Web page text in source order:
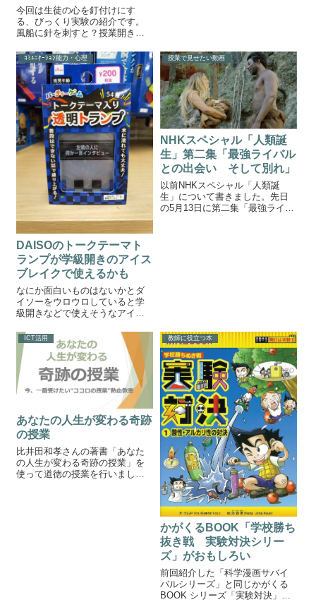
今回は生徒の心を釘付けにす
る、びっくり実験の紹介です。
風船に針を刺すと？授業開きな
験です。理科好きな子どもたち
を増やせるかもしれません。↑用
意するのは風船と柄付き針だ
け。風船を膨らませて柄付き針
の先端を風船に向け...
ｺﾐｭﾆｹｰｼｮﾝ能力・心理
DAISOのトークテーマト
ランプが学級開きのアイス
ブレイクで使えるかも
なにか面白いものはないかとダ
イソーをウロウロしていると学
級開きなどで使えそうなアイテ
トークテーマ入り透明トランプ
この商品は透明なプラスチック
製のトランプなのですが、一枚
一枚にトークテーマが書かれて
います。 告白し...
授業で見せたい動画
NHKスペシャル「人類誕
生」第二集「最強ライバル
との出会い そして別れ」
以前NHKスペシャル「人類誕
生」について書きました。先日
の5月13日に第二集「最強ライバ
ICT活用
あなたの人生が変わる奇跡
の授業
比井田和孝さんの著書「あなた
の人生が変わる奇跡の授業」を
使って道徳の授業を行いまし
教師に役立つ本
かがくるBOOK「学校勝ち
抜き戦 実験対決シリー
ズ」がおもしろい
前回紹介した「科学漫画サバイ
バルシリーズ」と同じかがくる
BOOK シリーズ「実験対決」の